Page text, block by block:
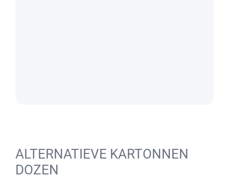
ALTERNATIEVE KARTONNEN
DOZEN